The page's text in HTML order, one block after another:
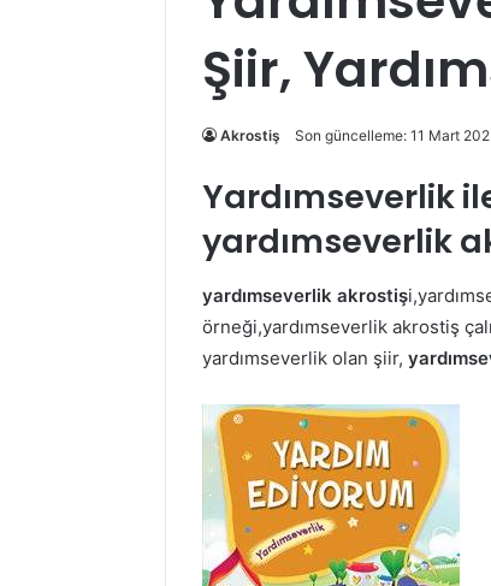
Şiir,
Akrostiş Son güncelleme: 11 Mart
Yardımseverlik
yardımseverlik
yardımseverlik akrostiş
örneği,yardımseverlik akrostiş
yardımseverlik olan şiir,